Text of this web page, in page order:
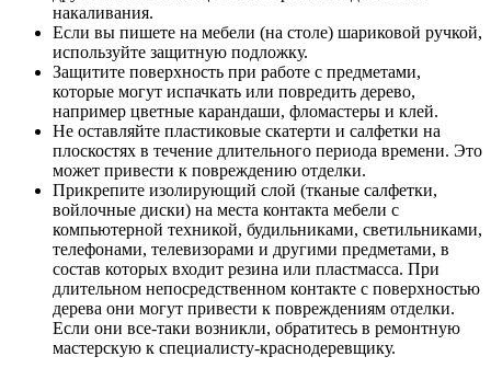
накаливания.
Если вы пишете на мебели (на столе) шариковой ручкой,
используйте защитную подложку.
Защитите поверхность при работе с предметами,
которые могут испачкать или повредить дерево,
например цветные карандаши, фломастеры и клей.
Не оставляйте пластиковые скатерти и салфетки на
плоскостях в течение длительного периода времени. Это
может привести к повреждению отделки.
Прикрепите изолирующий слой (тканые салфетки,
войлочные диски) на места контакта мебели с
компьютерной техникой, будильниками, светильниками,
телефонами, телевизорами и другими предметами, в
состав которых входит резина или пластмасса. При
длительном непосредственном контакте с поверхностью
дерева они могут привести к повреждениям отделки.
Если они все-таки возникли, обратитесь в ремонтную
мастерскую к специалисту-краснодеревщику.